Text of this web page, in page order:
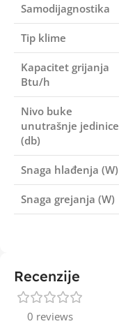
Samodijagnostika
Tip klime
Kapacitet grijanja
Btu/h
Nivo buke
unutrašnje jedinice
(db)
Snaga hlađenja (W)
Snaga grejanja (W)
Recenzije
0 reviews